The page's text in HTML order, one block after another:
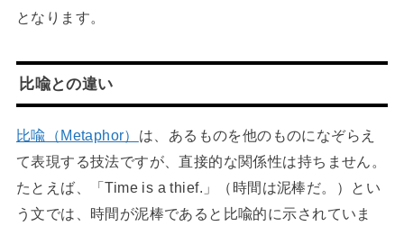
となります。
比喩との違い
比喩（Metaphor） は、あるものを他のものになぞらえ
て表現する技法ですが、直接的な関係性は持ちません。
たとえば、「Time is a thief.」（時間は泥棒だ。）とい
う文では、時間が泥棒であると比喩的に示されていま